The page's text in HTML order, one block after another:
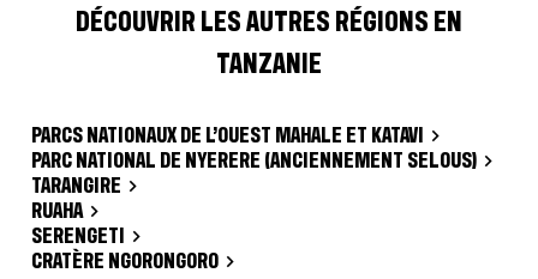
DÉCOUVRIR LES AUTRES RÉGIONS EN
TANZANIE
PARCS NATIONAUX DE L’OUEST MAHALE ET KATAVI
PARC NATIONAL DE NYERERE (ANCIENNEMENT SELOUS)
TARANGIRE
RUAHA
SERENGETI
CRATÈRE NGORONGORO